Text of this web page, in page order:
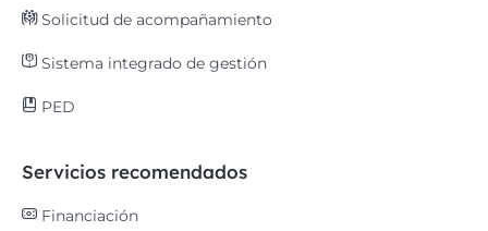
Solicitud de acompañamiento
Sistema integrado de gestión
PED
Servicios recomendados
Financiación